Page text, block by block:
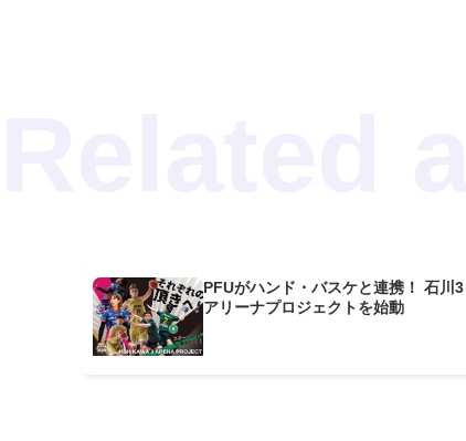
PFUがハンド・バスケと連携！ 石川3
アリーナプロジェクトを始動